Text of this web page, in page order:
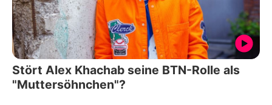
Stört Alex Khachab seine BTN-Rolle als
"Muttersöhnchen"?